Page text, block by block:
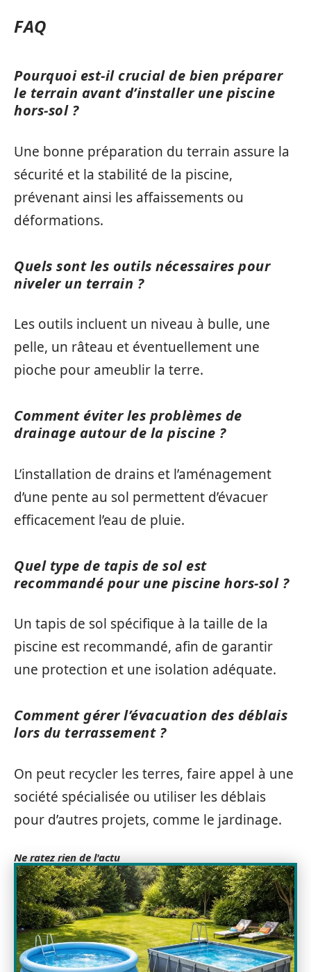
FAQ
Pourquoi est-il crucial de bien préparer
le terrain avant d’installer une piscine
hors-sol ?
Une bonne préparation du terrain assure la
sécurité et la stabilité de la piscine,
prévenant ainsi les affaissements ou
déformations.
Quels sont les outils nécessaires pour
niveler un terrain ?
Les outils incluent un niveau à bulle, une
pelle, un râteau et éventuellement une
pioche pour ameublir la terre.
Comment éviter les problèmes de
drainage autour de la piscine ?
L’installation de drains et l’aménagement
d’une pente au sol permettent d’évacuer
efficacement l’eau de pluie.
Quel type de tapis de sol est
recommandé pour une piscine hors-sol ?
Un tapis de sol spécifique à la taille de la
piscine est recommandé, afin de garantir
une protection et une isolation adéquate.
Comment gérer l’évacuation des déblais
lors du terrassement ?
On peut recycler les terres, faire appel à une
société spécialisée ou utiliser les déblais
pour d’autres projets, comme le jardinage.
Ne ratez rien de l'actu